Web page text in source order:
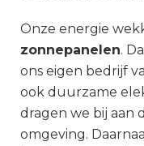
Onze energie
zonnepanelen.
ons eigen bedrijf
ook duurzame
dragen we bij aan
omgeving.